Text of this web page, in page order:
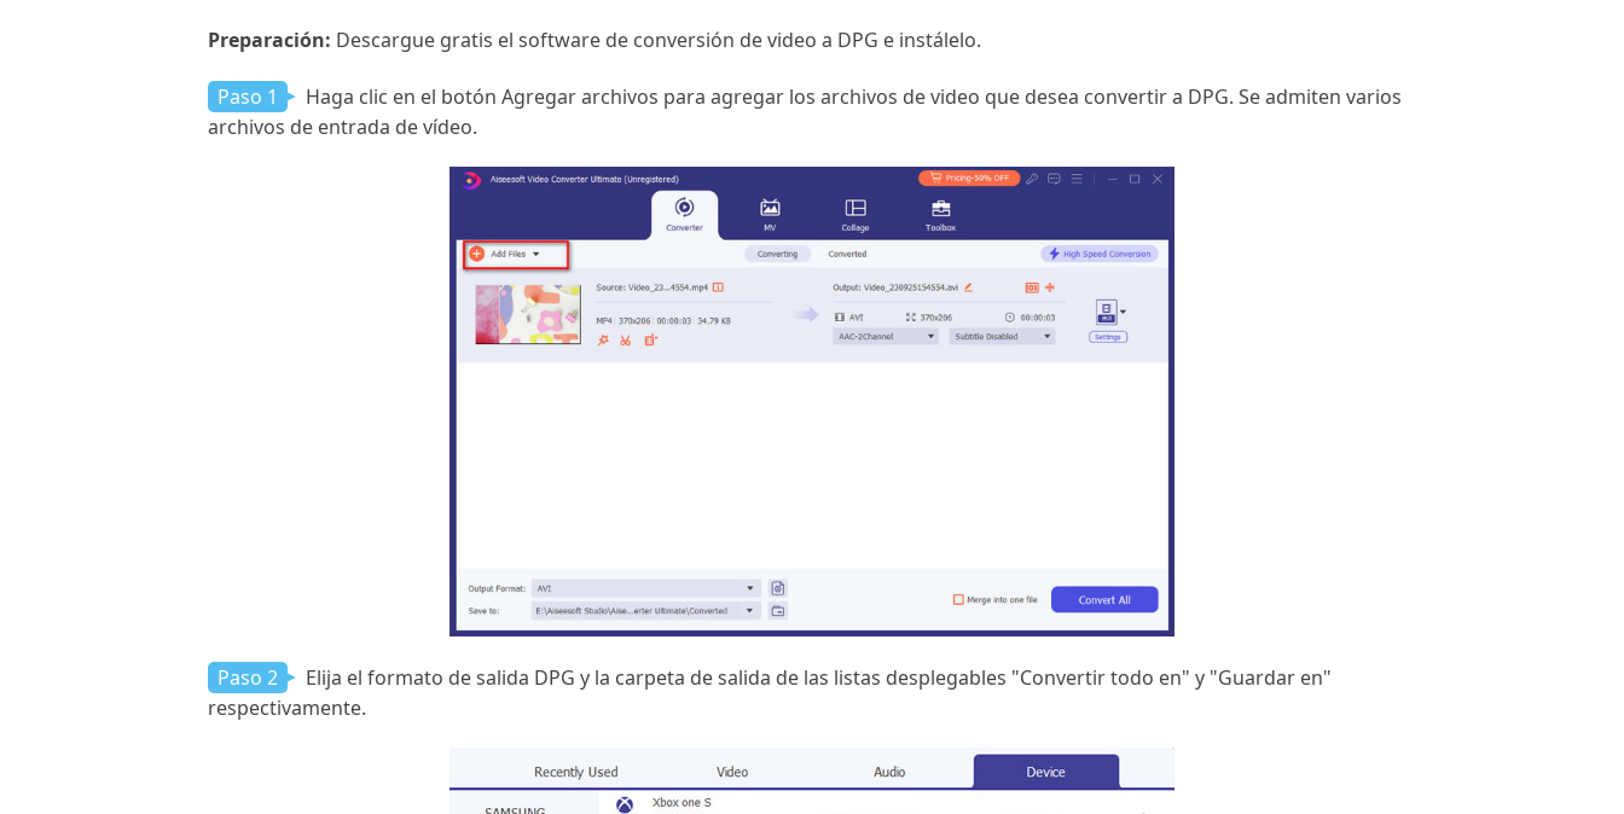
Preparación: Descargue gratis el software de conversión de video a DPG e instálelo.
Paso 1
Haga clic en el botón Agregar archivos para agregar los archivos de video que desea convertir a DPG. Se admiten varios
archivos de entrada de vídeo.
Paso 2
Elija el formato de salida DPG y la carpeta de salida de las listas desplegables "Convertir todo en" y "Guardar en"
respectivamente.